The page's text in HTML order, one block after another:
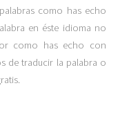
como has echo
en éste idioma no
como has echo con
de traducir la palabra o